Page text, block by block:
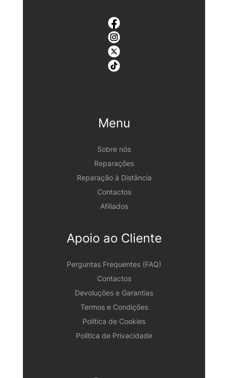
Menu
Sobre nós
Reparações
Reparação à Distância
Contactos
Afiliados
Apoio ao Cliente
Perguntas Frequentes (FAQ)
Contactos
Devoluções e Garantias
Termos e Condições
Política de Cookies
Política de Privacidade